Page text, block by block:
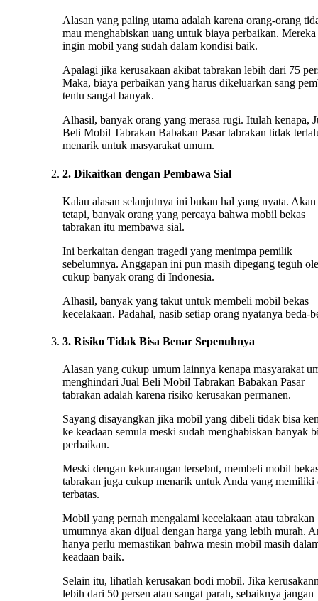
Alasan yang paling utama adalah karena orang-orang
mau menghabiskan uang untuk biaya perbaikan. Mereka
ingin mobil yang sudah dalam kondisi baik.
Apalagi jika kerusakaan akibat tabrakan lebih dari 75
Maka, biaya perbaikan yang harus dikeluarkan sang
tentu sangat banyak.
Alhasil, banyak orang yang merasa rugi. Itulah kenapa,
Beli Mobil Tabrakan Babakan Pasar tabrakan tidak
menarik untuk masyarakat umum.
2. Dikaitkan dengan Pembawa Sial
Kalau alasan selanjutnya ini bukan hal yang nyata. Akan
tetapi, banyak orang yang percaya bahwa mobil bekas
tabrakan itu membawa sial.
Ini berkaitan dengan tragedi yang menimpa pemilik
sebelumnya. Anggapan ini pun masih dipegang teguh
cukup banyak orang di Indonesia.
Alhasil, banyak yang takut untuk membeli mobil bekas
kecelakaan. Padahal, nasib setiap orang nyatanya beda-
3. Risiko Tidak Bisa Benar Sepenuhnya
Alasan yang cukup umum lainnya kenapa masyarakat
menghindari Jual Beli Mobil Tabrakan Babakan Pasar
tabrakan adalah karena risiko kerusakan permanen.
Sayang disayangkan jika mobil yang dibeli tidak bisa
ke keadaan semula meski sudah menghabiskan banyak
perbaikan.
Meski dengan kekurangan tersebut, membeli mobil
tabrakan juga cukup menarik untuk Anda yang memiliki
terbatas.
Mobil yang pernah mengalami kecelakaan atau tabrakan
umumnya akan dijual dengan harga yang lebih murah.
hanya perlu memastikan bahwa mesin mobil masih
keadaan baik.
Selain itu, lihatlah kerusakan bodi mobil. Jika
lebih dari 50 persen atau sangat parah, sebaiknya jangan